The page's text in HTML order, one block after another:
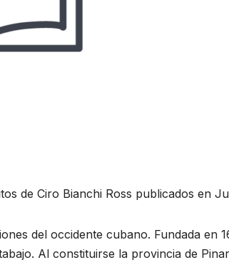
de Ciro Bianchi Ross publicados en
del occidente cubano. Fundada en
Al constituirse la provincia de